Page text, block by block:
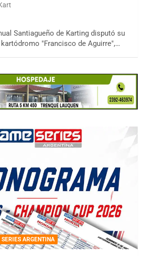
Santiagueño de Karting disputó su
"Francisco de Aguirre",…
ARGENTINA